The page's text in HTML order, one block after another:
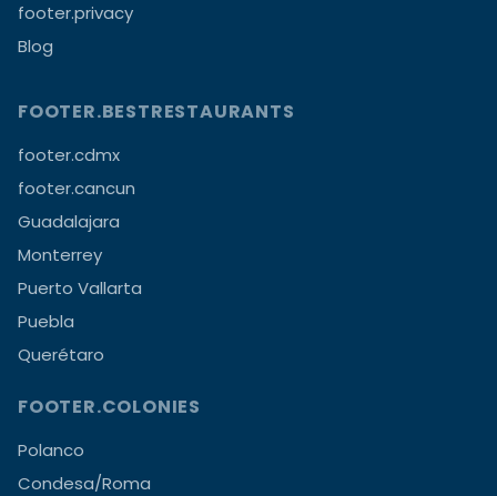
footer.privacy
Blog
FOOTER.BESTRESTAURANTS
footer.cdmx
footer.cancun
Guadalajara
Monterrey
Puerto Vallarta
Puebla
Querétaro
FOOTER.COLONIES
Polanco
Condesa/Roma